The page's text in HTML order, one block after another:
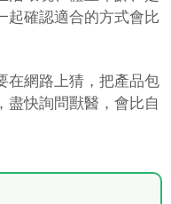
起確認適合的方式會比
在網路上猜，把產品包
盡快詢問獸醫，會比自